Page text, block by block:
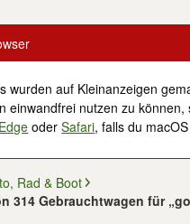
wurden auf Kleinanzeigen
einwandfrei nutzen zu
oderSafari, falls du
Rad & Boot
314 Gebrauchtwagen für